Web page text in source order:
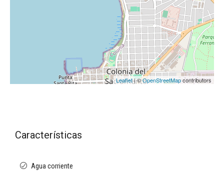
Leaflet| ©OpenStreetMapcontributors
Características
Agua corriente